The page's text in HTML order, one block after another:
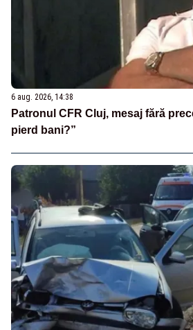
6 aug. 2026, 14:38
Patronul CFR Cluj, mesaj fără
pierd bani?”